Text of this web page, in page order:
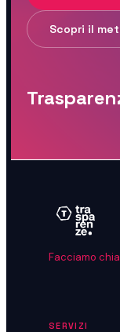
Scopri il
Facciamo
SERVIZI